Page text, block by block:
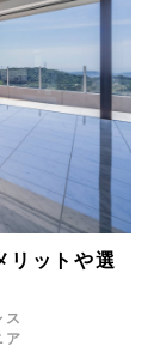
リットや選
ス
ア